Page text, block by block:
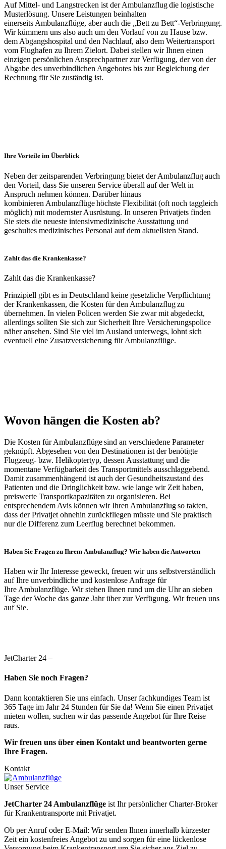
Auf Mittel- und Langstrecken ist der Ambulanzflug die logistische
Musterlösung. Unsere Leistungen beinhalten
einerseits Ambulanzflüge, aber auch die „Bett zu Bett“-Verbringung.
Wir kümmern uns also auch um den Vorlauf von zu Hause bzw.
dem Abgangshospital und den Nachlauf, also dem Weitertransport
vom Flughafen zu Ihrem Zielort. Dabei stellen wir Ihnen einen
einzigen persönlichen Ansprechpartner zur Verfügung, der von der
Abgabe des unverbindlichen Angebotes bis zur Begleichung der
Rechnung für Sie zuständig ist.
Ihre Vorteile im Überblick
Neben der zeitsparenden Verbringung bietet der Ambulanzflug auch
den Vorteil, dass Sie unseren Service überall auf der Welt in
Anspruch nehmen können. Darüber hinaus
kombinieren Ambulanzflüge höchste Flexibilität (oft noch taggleich
möglich) mit modernster Ausrüstung. In unseren Privatjets finden
Sie stets die neueste intensivmedizinische Ausstattung und
geschultes medizinisches Personal auf dem aktuellsten Stand.
Zahlt das die Krankenkasse?
Zahlt das die Krankenkasse?
Prinzipiell gibt es in Deutschland keine gesetzliche Verpflichtung
der Krankenkassen, die Kosten für den Ambulanzflug zu
übernehmen. In vielen Policen werden Sie zwar mit abgedeckt,
allerdings sollten Sie sich zur Sicherheit Ihre Versicherungspolice
näher ansehen. Sind Sie viel im Ausland unterwegs, lohnt sich
eventuell eine Zusatzversicherung für Ambulanzflüge.
Wovon hängen die Kosten ab?
Die Kosten für Ambulanzflüge sind an verschiedene Parameter
geknüpft. Abgesehen von den Destinationen ist der benötigte
Flugzeug- bzw. Helikoptertyp, dessen Ausstattung und die
momentane Verfügbarkeit des Transportmittels ausschlaggebend.
Damit zusammenhängend ist auch der Gesundheitszustand des
Patienten und die Dringlichkeit bzw. wie lange wir Zeit haben,
preiswerte Transportkapazitäten zu organisieren. Bei
entsprechendem Avis können wir Ihren Ambulanzflug so takten,
dass der Privatjet ohnehin zurückfliegen müsste und Sie praktisch
nur die Differenz zum Leerflug berechnet bekommen.
Haben Sie Fragen zu Ihrem Ambulanzflug? Wir haben die Antworten
Haben wir Ihr Interesse geweckt, freuen wir uns selbstverständlich
auf Ihre unverbindliche und kostenlose Anfrage für
Ihre Ambulanzflüge. Wir stehen Ihnen rund um die Uhr an sieben
Tage der Woche das ganze Jahr über zur Verfügung. Wir freuen uns
auf Sie.
JetCharter 24 –
Haben Sie noch Fragen?
Dann kontaktieren Sie uns einfach. Unser fachkundiges Team ist
365 Tage im Jahr 24 Stunden für Sie da! Wenn Sie einen Privatjet
mieten wollen, suchen wir das passende Angebot für Ihre Reise
raus.
Wir freuen uns über einen Kontakt und beantworten gerne
Ihre Fragen.
Kontakt
Unser Service
JetCharter 24 Ambulanzflüge ist Ihr persönlicher Charter-Broker
für Krankentransporte mit Privatjet.
Ob per Anruf oder E-Mail: Wir senden Ihnen innerhalb kürzester
Zeit ein kostenfreies Angebot zu und sorgen für eine lückenlose